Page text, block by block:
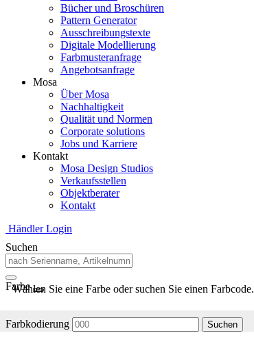
Bücher und Broschüren
Pattern Generator
Ausschreibungstexte
Digitale Modellierung
Farbmusteranfrage
Angebotsanfrage
Mosa
Über Mosa
Nachhaltigkeit
Qualität und Normen
Corporate solutions
Jobs und Karriere
Kontakt
Mosa Design Studios
Verkaufsstellen
Objektberater
Kontakt
Händler Login
Suchen
Farbe
Wählen Sie eine Farbe oder suchen Sie einen Farbcode.
Farbkodierung Suchen